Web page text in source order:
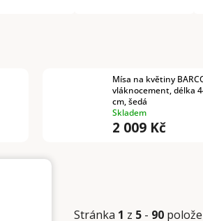
Mísa na květiny
vláknocement, délka
cm, šedá
Skladem
2 009 Kč
Stránka 1 z 5 - 90